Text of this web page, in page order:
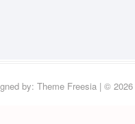
by: Theme Freesia| © 2026